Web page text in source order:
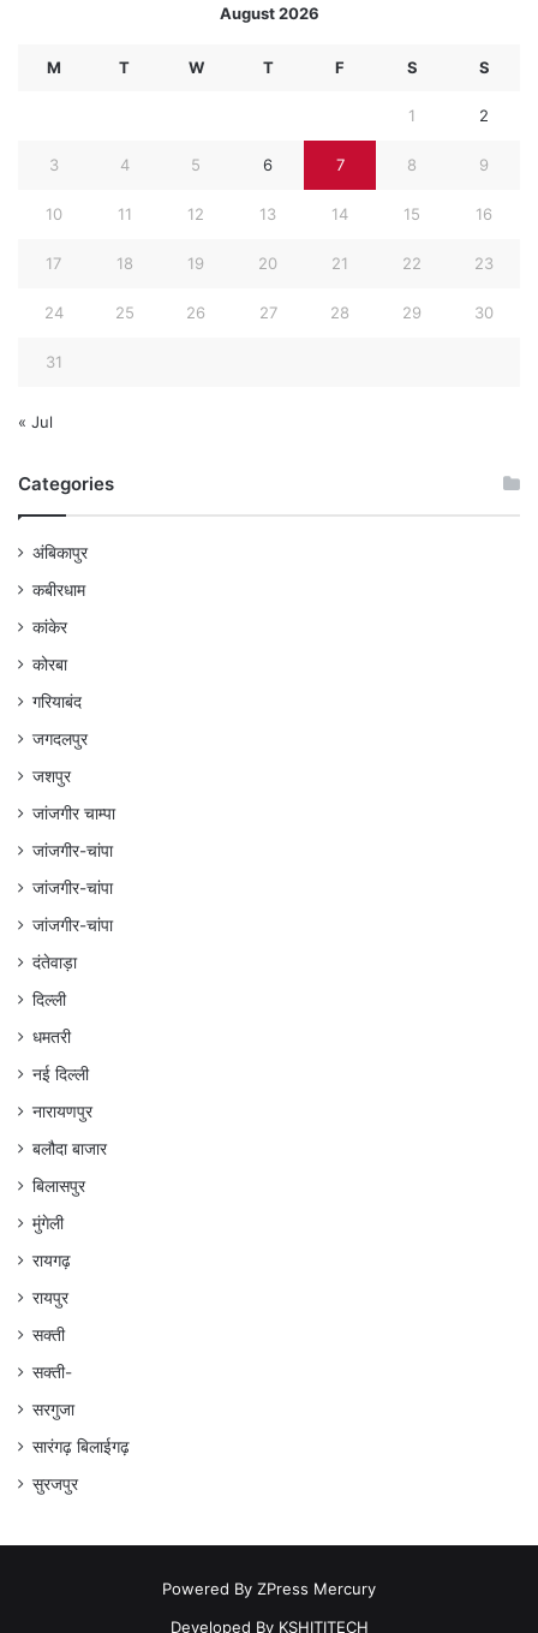
August 2026
M T W T F S S
1 2
3 4 5 6 7 8 9
10 11 12 13 14 15 16
17 18 19 20 21 22 23
24 25 26 27 28 29 30
31
« Jul
Categories
अंबिकापुर
कबीरधाम
कांकेर
कोरबा
गरियाबंद
जगदलपुर
जशपुर
जांजगीर चाम्पा
जांजगीर-चांपा
जांजगीर-चांपा
जांजगीर-चांपा
दंतेवाड़ा
दिल्ली
धमतरी
नई दिल्ली
नारायणपुर
बलौदा बाजार
बिलासपुर
मुंगेली
रायगढ़
रायपुर
सक्ती
सक्ती-
सरगुजा
सारंगढ़ बिलाईगढ़
सुरजपुर
Powered By ZPress Mercury
Developed By KSHITITECH